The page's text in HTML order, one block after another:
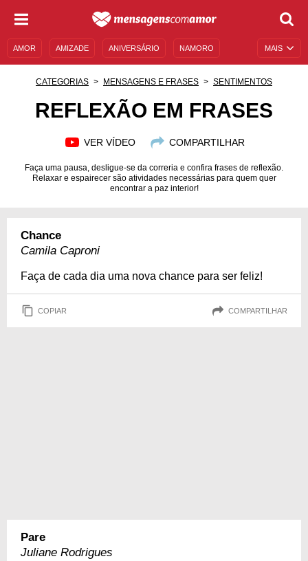
MAIS
AMOR AMIZADE ANIVERSÁRIO NAMORO
AUTOAJUDA
CATEGORIAS MENSAGENS E FRASES SENTIMENTOS
REFLEXÃO EM FRASES
VER VÍDEO COMPARTILHAR
Faça uma pausa, desligue-se da correria e confira frases de reflexão.
Relaxar e espairecer são atividades necessárias para quem quer
encontrar a paz interior!
Chance
Camila Caproni
Faça de cada dia uma nova chance para ser feliz!
COPIAR COMPARTILHAR
Pare
Juliane Rodrigues